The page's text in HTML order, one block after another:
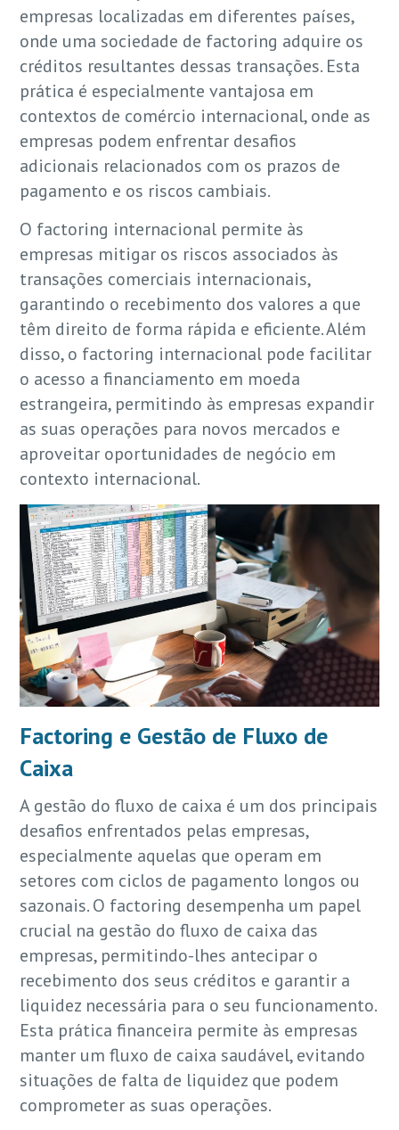
empresas localizadas em diferentes países,
onde uma sociedade de factoring adquire os
créditos resultantes dessas transações. Esta
prática é especialmente vantajosa em
contextos de comércio internacional, onde as
empresas podem enfrentar desafios
adicionais relacionados com os prazos de
pagamento e os riscos cambiais.
O factoring internacional permite às
empresas mitigar os riscos associados às
transações comerciais internacionais,
garantindo o recebimento dos valores a que
têm direito de forma rápida e eficiente. Além
disso, o factoring internacional pode facilitar
o acesso a financiamento em moeda
estrangeira, permitindo às empresas expandir
as suas operações para novos mercados e
aproveitar oportunidades de negócio em
contexto internacional.
Factoring e Gestão de Fluxo de
Caixa
A gestão do fluxo de caixa é um dos principais
desafios enfrentados pelas empresas,
especialmente aquelas que operam em
setores com ciclos de pagamento longos ou
sazonais. O factoring desempenha um papel
crucial na gestão do fluxo de caixa das
empresas, permitindo-lhes antecipar o
recebimento dos seus créditos e garantir a
liquidez necessária para o seu funcionamento.
Esta prática financeira permite às empresas
manter um fluxo de caixa saudável, evitando
situações de falta de liquidez que podem
comprometer as suas operações.